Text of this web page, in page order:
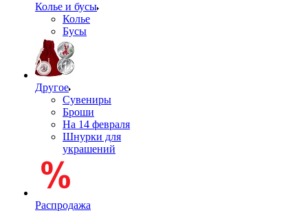
Колье и бусы
Колье
Бусы
Другое
Сувениры
Броши
На 14 февраля
Шнурки для
украшений
Распродажа